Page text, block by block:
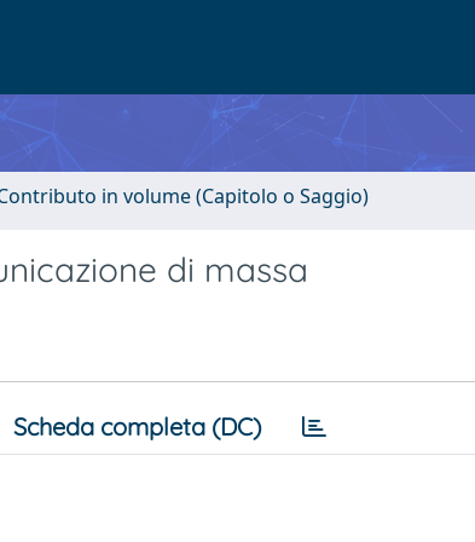
in volume (Capitolo o Saggio)
di massa
Scheda completa (DC)